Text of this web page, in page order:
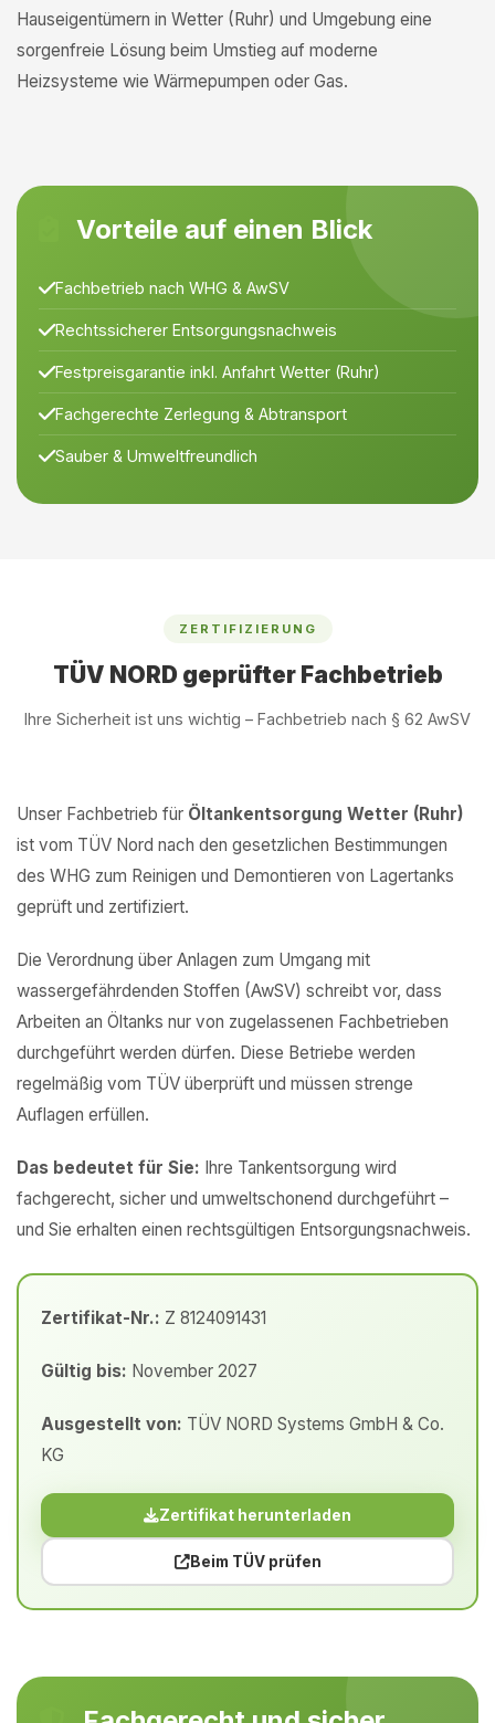
Hauseigentümern in Wetter (Ruhr) und Umgebung eine
sorgenfreie Lösung beim Umstieg auf moderne
Heizsysteme wie Wärmepumpen oder Gas.
Vorteile auf einen Blick
Fachbetrieb nach WHG & AwSV
Rechtssicherer Entsorgungsnachweis
Festpreisgarantie inkl. Anfahrt Wetter (Ruhr)
Fachgerechte Zerlegung & Abtransport
Sauber & Umweltfreundlich
ZERTIFIZIERUNG
TÜV NORD geprüfter Fachbetrieb
Ihre Sicherheit ist uns wichtig – Fachbetrieb nach § 62 AwSV
Unser Fachbetrieb für Öltankentsorgung Wetter (Ruhr)
ist vom TÜV Nord nach den gesetzlichen Bestimmungen
des WHG zum Reinigen und Demontieren von Lagertanks
geprüft und zertifiziert.
Die Verordnung über Anlagen zum Umgang mit
wassergefährdenden Stoffen (AwSV) schreibt vor, dass
Arbeiten an Öltanks nur von zugelassenen Fachbetrieben
durchgeführt werden dürfen. Diese Betriebe werden
regelmäßig vom TÜV überprüft und müssen strenge
Auflagen erfüllen.
Das bedeutet für Sie: Ihre Tankentsorgung wird
fachgerecht, sicher und umweltschonend durchgeführt –
und Sie erhalten einen rechtsgültigen Entsorgungsnachweis.
Zertifikat-Nr.: Z 8124091431
Gültig bis: November 2027
Ausgestellt von: TÜV NORD Systems GmbH & Co.
KG
Zertifikat herunterladen
Beim TÜV prüfen